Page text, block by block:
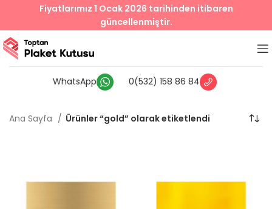
WhatsApp 0(532) 158 86 84
Ana Sayfa Ürünler “gold” olarak etiketlendi
Fiyatlarımız 1 Ocak 2026 tarihinden itibaren
güncellenmiştir.